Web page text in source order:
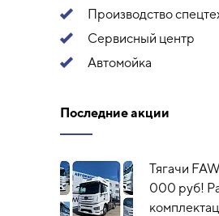
Производство
Сервисный центр
Автомойка
Последние акции
Тягачи
000 руб!